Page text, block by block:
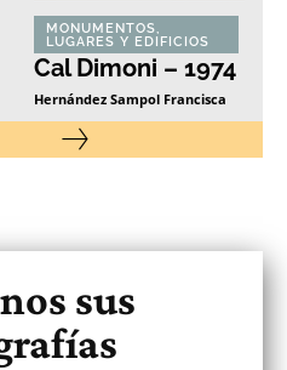
MONUMENTOS,
LUGARES Y EDIFICIOS
Cal Dimoni – 1974
Hernández Sampol Francisca
sus